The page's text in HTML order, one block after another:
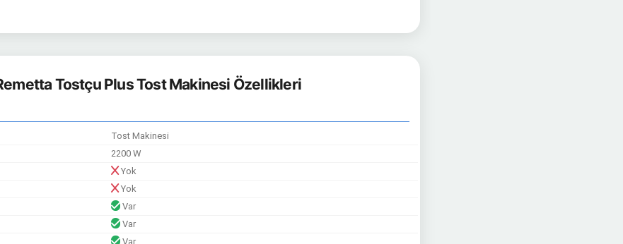
Tostçu Plus Tost Makinesi Özellikleri
Tost Makinesi
2200 W
Yok
Yok
Var
Var
Var